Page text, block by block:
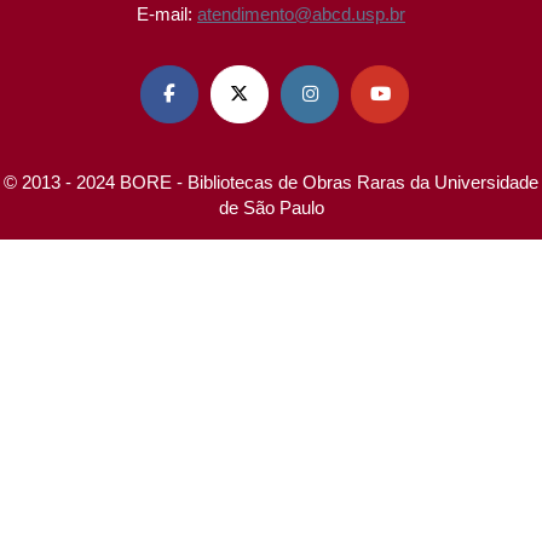
E-mail: atendimento@abcd.usp.br
   
© 2013 - 2024 BORE - Bibliotecas de Obras Raras da Universidade
de São Paulo